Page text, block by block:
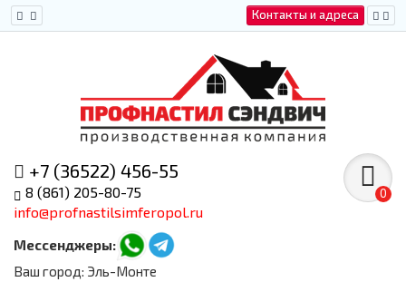
Контакты и адреса
+7 (36522) 456-55
8 (861) 205-80-75
info@profnastilsimferopol.ru
Мессенджеры:
0
Ваш город: Эль-Монте